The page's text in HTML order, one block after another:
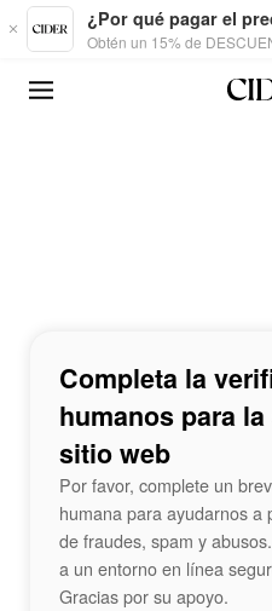
Skip to main content
¿Por qué pagar el
Obtén un 15% de
Completa la
humanos para
sitio web
Por favor, complete un
humana para ayudarnos a
de fraudes, spam y
a un entorno en línea
Gracias por su apoyo.